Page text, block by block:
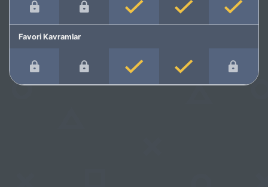
Favori Kavramlar